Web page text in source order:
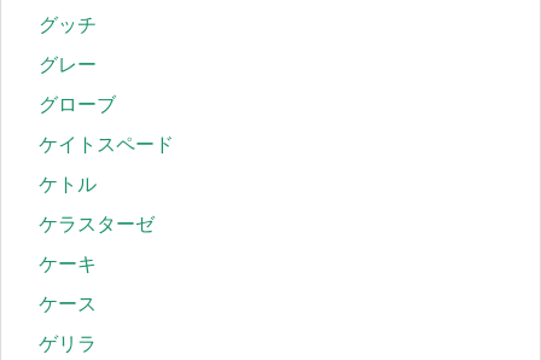
グッチ
グレー
グローブ
ケイトスペード
ケトル
ケラスターゼ
ケーキ
ケース
ゲリラ